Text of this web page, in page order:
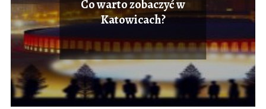
Co warto zobaczyć w
Katowicach?